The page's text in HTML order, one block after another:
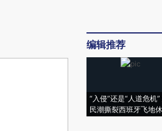
编辑推荐
“入侵”还是“人道危机”
民潮撕裂西班牙飞地